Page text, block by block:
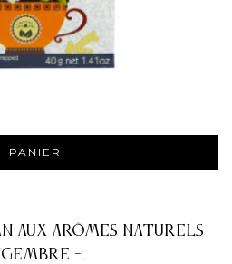
PANIER
AUX ARÔMES NATURELS
-...